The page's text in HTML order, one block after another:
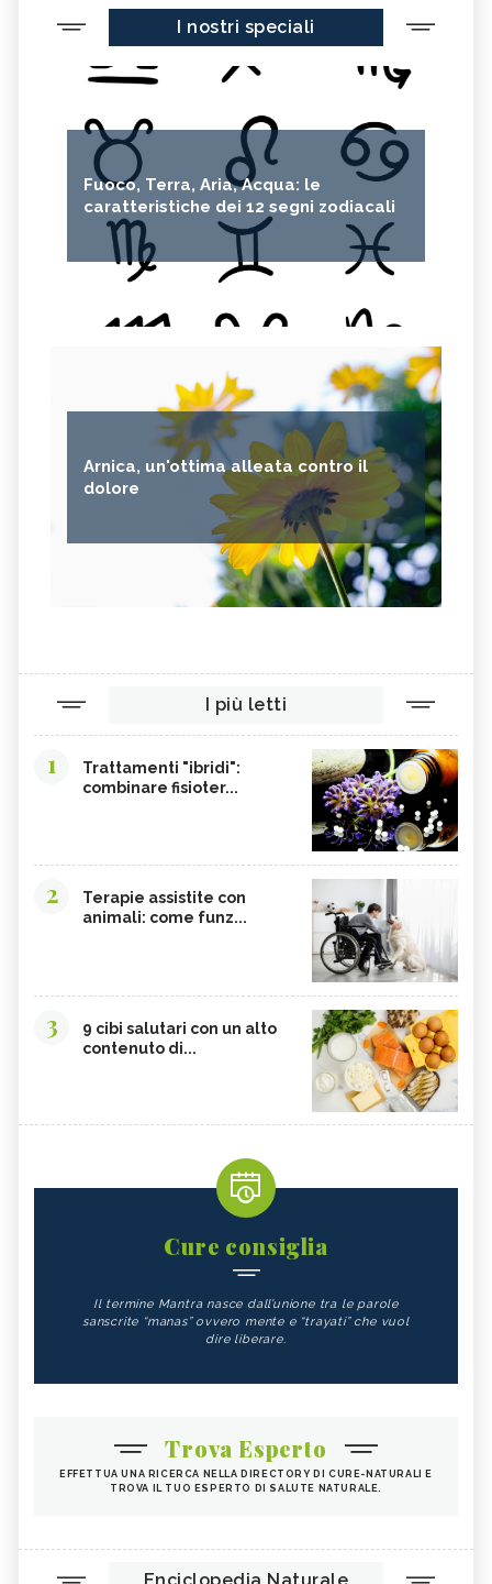
I nostri speciali
Fuoco, Terra, Aria, Acqua: le
caratteristiche dei 12 segni zodiacali
Arnica, un'ottima alleata contro il
dolore
I più letti
1
Trattamenti "ibridi":
combinare fisioter...
2
Terapie assistite con
animali: come funz...
3
9 cibi salutari con un alto
contenuto di...
Cure consiglia
Il termine Mantra nasce dall’unione tra le parole
sanscrite “manas” ovvero mente e “trayati” che vuol
dire liberare.
Trova Esperto
EFFETTUA UNA RICERCA NELLA DIRECTORY DI CURE-NATURALI E
TROVA IL TUO ESPERTO DI SALUTE NATURALE.